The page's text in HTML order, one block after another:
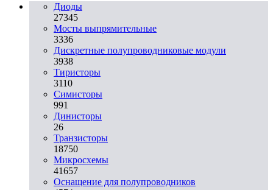
Диоды
27345
Мосты выпрямительные
3336
Дискретные полупроводниковые модули
3938
Тиристоры
3110
Симисторы
991
Динисторы
26
Транзисторы
18750
Микросхемы
41657
Оснащение для полупроводников